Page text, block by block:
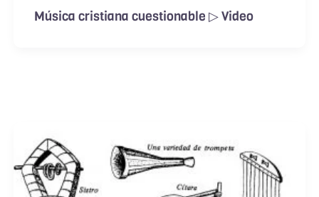
Música cristiana cuestionable ▷ Video